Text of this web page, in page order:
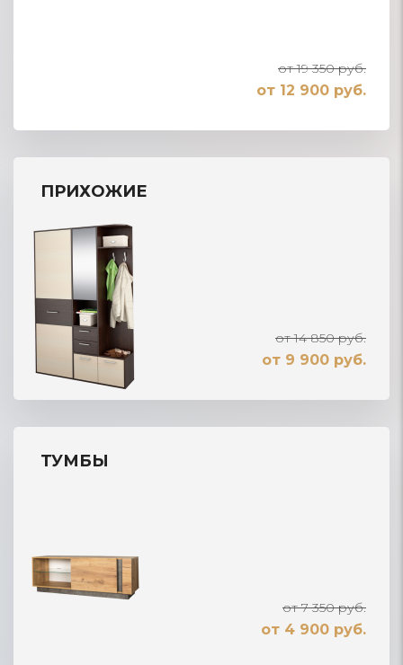
от 19 350 руб.
от 12 900 руб.
ПРИХОЖИЕ
от 14 850 руб.
от 9 900 руб.
ТУМБЫ
от 7 350 руб.
от 4 900 руб.